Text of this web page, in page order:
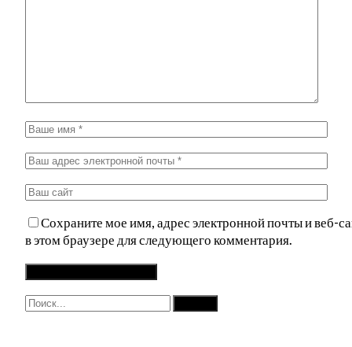
Сохраните мое имя, адрес электронной почты и веб-
в этом браузере для следующего комментария.